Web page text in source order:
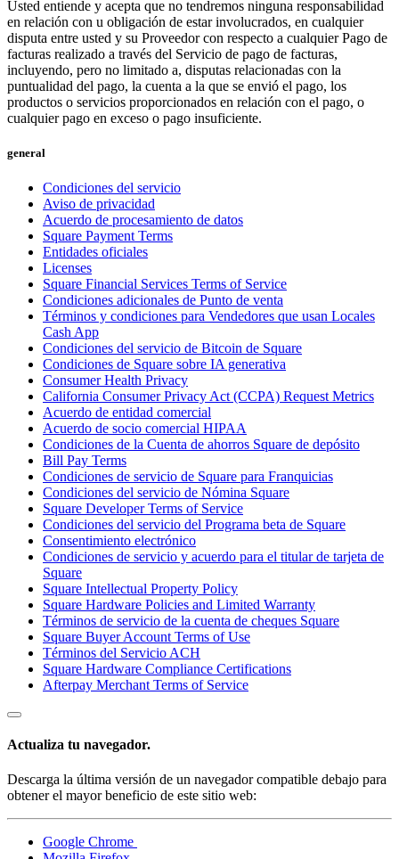
Usted entiende y acepta que no tendremos ninguna responsabilidad
en relación con u obligación de estar involucrados, en cualquier
disputa entre usted y su Proveedor con respecto a cualquier Pago de
facturas realizado a través del Servicio de pago de facturas,
incluyendo, pero no limitado a, disputas relacionadas con la
puntualidad del pago, la cuenta a la que se envió el pago, los
productos o servicios proporcionados en relación con el pago, o
cualquier pago en exceso o pago insuficiente.
general
Condiciones del servicio
Aviso de privacidad
Acuerdo de procesamiento de datos
Square Payment Terms
Entidades oficiales
Licenses
Square Financial Services Terms of Service
Condiciones adicionales de Punto de venta
Términos y condiciones para Vendedores que usan Locales
Cash App
Condiciones del servicio de Bitcoin de Square
Condiciones de Square sobre IA generativa
Consumer Health Privacy
California Consumer Privacy Act (CCPA) Request Metrics
Acuerdo de entidad comercial
Acuerdo de socio comercial HIPAA
Condiciones de la Cuenta de ahorros Square de depósito
Bill Pay Terms
Condiciones de servicio de Square para Franquicias
Condiciones del servicio de Nómina Square
Square Developer Terms of Service
Condiciones del servicio del Programa beta de Square
Consentimiento electrónico
Condiciones de servicio y acuerdo para el titular de tarjeta de
Square
Square Intellectual Property Policy
Square Hardware Policies and Limited Warranty
Términos de servicio de la cuenta de cheques Square
Square Buyer Account Terms of Use
Términos del Servicio ACH
Square Hardware Compliance Certifications
Afterpay Merchant Terms of Service
Actualiza tu navegador.
Descarga la última versión de un navegador compatible debajo para
obtener el mayor beneficio de este sitio web:
Google Chrome